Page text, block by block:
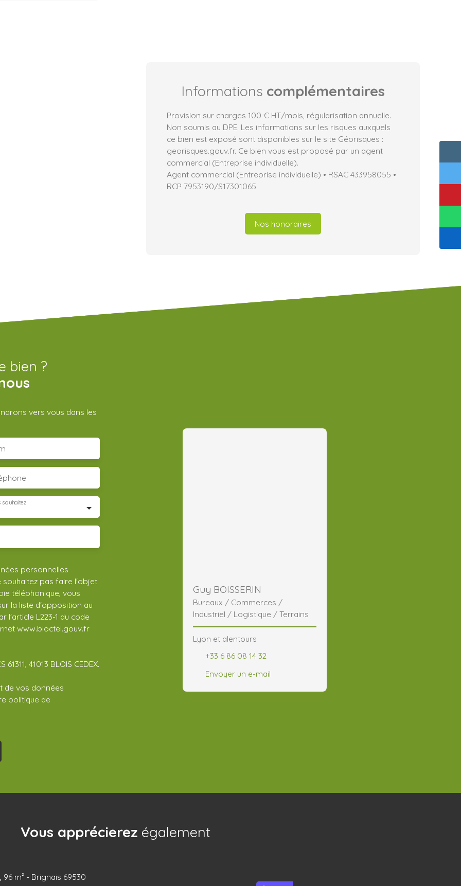
Informations complémentaires
Provision sur charges 100 € HT/mois, régularisation annuelle.
Non soumis au DPE. Les informations sur les risques auxquels
ce bien est exposé sont disponibles sur le site Géorisques :
georisques.gouv.fr. Ce bien vous est proposé par un agent
commercial (Entreprise individuelle).
Agent commercial (Entreprise individuelle) • RSAC 433958055 •
RCP 7953190/S17301065
Nos honoraires
bien ?
vers vous dans les
souhaitez
personnelles
souhaitez pas faire l'objet
téléphonique, vous
la liste d'opposition au
l'article L223-1 du code
www.bloctel.gouv.fr
41013 BLOIS CEDEX.
de vos données
politique de
Guy BOISSERIN
Bureaux / Commerces /
Industriel / Logistique / Terrains
Lyon et alentours
+33 6 86 08 14 32
Envoyer un e-mail
Vous apprécierez également